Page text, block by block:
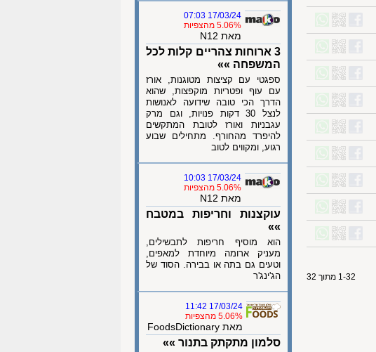
1-32 מתוך 32
17/03/24 07:03
5.06% מהצפיות
מאת N12
3 ארוחות צהריים קלות לכל
המשפחה »»
ספגטי עם קציצות מטוגנות, אורז
עם עוף ופטריות מוקפצות, שהוא
הדרך הכי טובה שידועה לאנושות
לנצל 30 דקות פנויות, וגם מרק
עגבניות ואורז לטובת המתקשים
להיפרד מהחורף. מתחילים שבוע
רגוע, ומקווים לטוב
17/03/24 10:03
5.06% מהצפיות
מאת N12
עוקצנות וחריפות במטבח
»»
הוא מוסיף חריפות לתבשילים,
מעניק ארומה מיוחדת למאפים,
וטעים גם בתה או בבירה. הסוד של
הג'ינג'ר
17/03/24 11:42
5.06% מהצפיות
מאת FoodsDictionary
סלמון מתקתק בתנור »»